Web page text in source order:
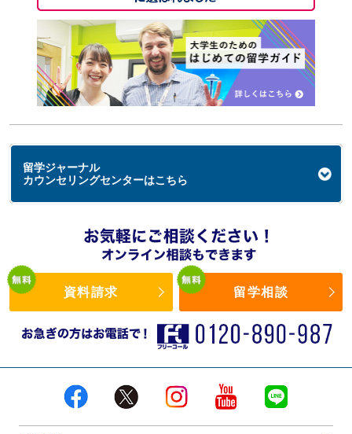
留学ジャーナル
カウンセリングセンターはこちら
資料請求 留学相談